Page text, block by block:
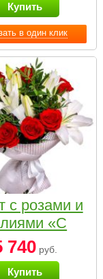
в один клик
Купить
с розами и
«С
740руб.
Купить